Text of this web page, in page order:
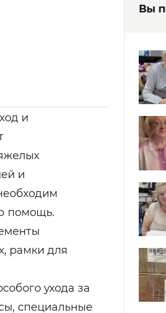
и
и
помощь.
рамки для
ухода за
специальные
Вы